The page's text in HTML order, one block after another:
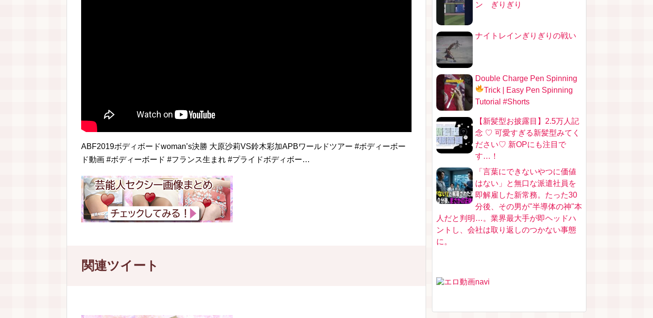
ABF2019ボディボードwoman’s決勝 大原沙莉VS鈴木彩加APBワールドツアー #ボディーボー
ド動画 #ボディーボード #フランス生まれ #プライドボディボー…
関連ツイート
ン ぎりぎり
ナイトレインぎりぎりの戦い
Double Charge Pen Spinning
Trick
| Easy Pen Spinning
Tutorial #Shorts
【新髪型お披露目】2.5万人記
念 ♡ 可愛すぎる新髪型みてく
ださい♡ 新OPにも注目で
す…！
「言葉にできないやつに価値
はない」と無口な派遣社員を
即解雇した新常務。たった30
分後、その男が"半導体の神"本
人だと判明…。業界最大手が即ヘッドハ
ントし、会社は取り返しのつかない事態
に。